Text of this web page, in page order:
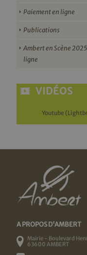
Paiement en ligne
Publications
Ambert en Scène
ligne
VIDÉOS
Youtube
A PROPOS D'AMBERT
Mairie - Boulevard
63600 AMBERT